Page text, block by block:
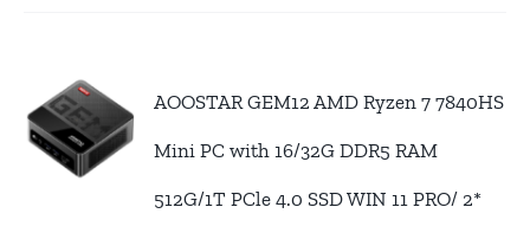
AOOSTAR GEM12 AMD Ryzen 7 7840HS
Mini PC with 16/32G DDR5 RAM
512G/1T PCle 4.0 SSD WIN 11 PRO/ 2*